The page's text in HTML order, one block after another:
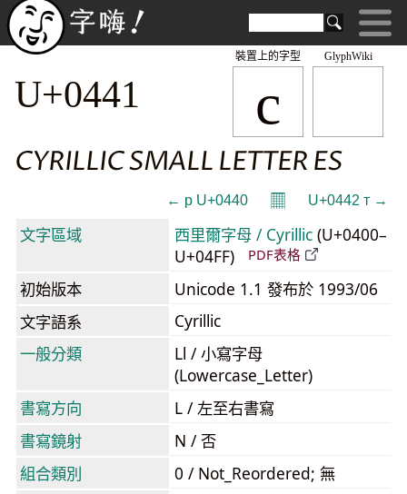
GlyphWiki
с
裝置上的字型
U+0441
CYRILLIC SMALL LETTER ES
← р U+0440 𝄜 U+0442 т →
文字區域 西里爾字母 / Cyrillic (U+0400–
U+04FF)
PDF表格
初始版本
Unicode 1.1 發布於 1993/06
文字語系
Cyrillic
一般分類
Ll / 小寫字母
(Lowercase_Letter)
書寫方向
L / 左至右書寫
書寫鏡射
N / 否
組合類別
0 / Not_Reordered; 無